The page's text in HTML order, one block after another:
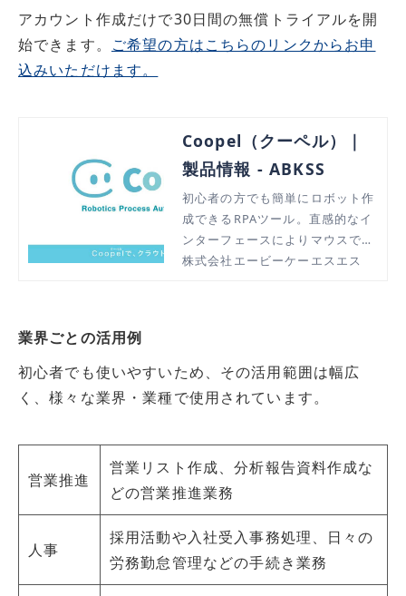
アカウント作成だけで30日間の無償トライアルを開
始できます。 ご希望の方はこちらのリンクからお申
込みいただけます。
Coopel（クーペル）｜
製品情報 - ABKSS
初心者の方でも簡単にロボット作
成できるRPAツール。直感的なイ
ンターフェースによりマウスで簡
単設定でき、変数定義も不要。
株式会社エービーケーエスエス
業界ごとの活用例
初心者でも使いやすいため、その活用範囲は幅広
く、様々な業界・業種で使用されています。
営業推進
営業リスト作成、分析報告資料作成な
どの営業推進業務
人事
採用活動や入社受入事務処理、日々の
労務勤怠管理などの手続き業務